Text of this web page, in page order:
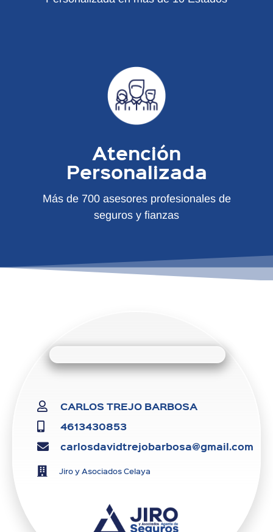
Atención
Personalizada
Más de 700 asesores profesionales de
seguros y fianzas
CARLOS TREJO BARBOSA
4613430853
carlosdavidtrejobarbosa@gmail.com
Jiro y Asociados Celaya